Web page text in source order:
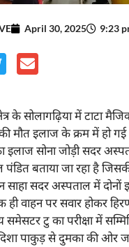
April 30, 2025 9:23
के सोलागढ़िया में टाटा
मौत इलाज के क्रम में हो
इलाज सोना जोड़ी सदर
बताया जा रहा है
साहा सदर अस्पताल में दोनों
ही वाहन पर सवार होकर
टु का परीक्षा में
दिशा पाकुड़ से दुमका की ओर